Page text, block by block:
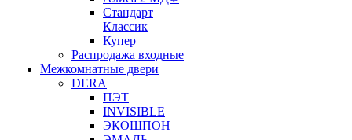
Стандарт
Классик
Купер
Распродажа входные
Межкомнатные двери
DERA
ПЭТ
INVISIBLE
ЭКОШПОН